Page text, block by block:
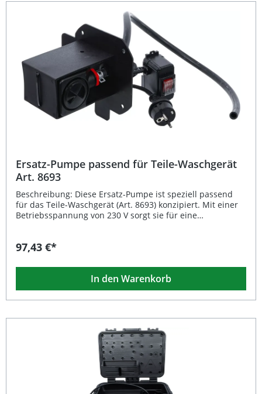
Ersatz-Pumpe passend für Teile-Waschgerät
Art. 8693
Beschreibung: Diese Ersatz-Pumpe ist speziell passend
für das Teile-Waschgerät (Art. 8693) konzipiert. Mit einer
Betriebsspannung von 230 V sorgt sie für eine
robuste Konstruktion ist sie ideal für den Dauereinsatz in
verschlissene Pumpen zuverlässig. Leistungsstarke 230-V-
Pumpe für konstante Förderleistung Speziell passend für
Teile-Waschgerät Art. 8693 Langlebige und robuste
Ausführung für Werkstattbetrieb Einfache Installation als
Reinigungsergebnisse bei minimalem Energieverbrauch
97,43 €*
In den Warenkorb